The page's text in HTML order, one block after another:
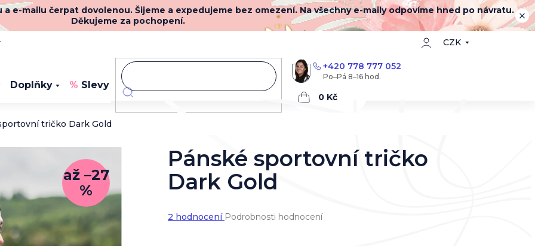
e-mailu čerpat dovolenou. Šijeme a expedujeme bez omezení. Na všechny e-maily odpovíme hned po návratu.
Děkujeme za pochopení.
CZK
+420 778 777 052
Nákupní
Doplňky Slevy Novinky
tričko Dark Gold
až –27
%
Pánské sportovní tričko
Dark Gold
hodnocení
2 hodnocení Podrobnosti hodnocení